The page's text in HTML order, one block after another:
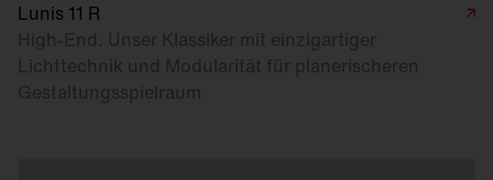
Lunis 11 R
High-End. Unser Klassiker mit einzigartiger
Lichttechnik und Modularität für planerischeren
Gestaltungsspielraum